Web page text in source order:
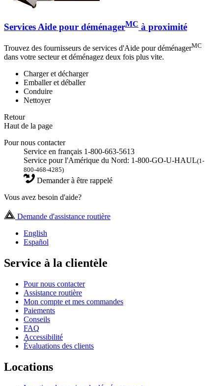
Services Aide pour déménagerMC à proximité
Trouvez des fournisseurs de services d'Aide pour déménagerMC
dans votre secteur et déménagez deux fois plus vite.
Charger et décharger
Emballer et déballer
Conduire
Nettoyer
Retour
Haut de la page
Pour nous contacter
Service en français 1-800-663-5613
Service pour l'Amérique du Nord: 1-800-GO-U-HAUL(1-
800-468-4285)
Demander à être rappelé
Vous avez besoin d'aide?
Demande d'assistance routière
English
Español
Service à la clientèle
Pour nous contacter
Assistance routière
Mon compte et mes commandes
Paiements
Conseils
FAQ
Accessibilité
Évaluations des clients
Locations